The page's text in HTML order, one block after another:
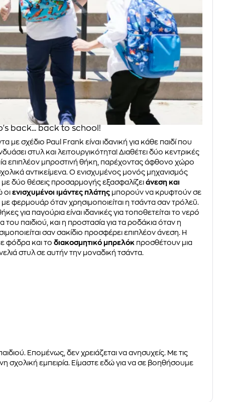
back... back to school!
με σχέδιο Paul Frank είναι ιδανική για κάθε παιδί που
στυλ και λειτουργικότητα! Διαθέτει δύο κεντρικές
επιπλέον μπροστινή θήκη, παρέχοντας άφθονο χώρο
αντικείμενα. Ο ενισχυμένος μονός μηχανισμός
δύο θέσεις προσαρμογής εξασφαλίζει άνεση και
οι ενισχυμένοι ιμάντες πλάτης μπορούν να κρυφτούν σε
με φερμουάρ όταν χρησιμοποιείται η τσάντα σαν τρόλεϋ.
για παγούρια είναι ιδανικές για τοποθετείται το νερό
του παιδιού, και η προστασία για τα ροδάκια όταν η
σαν σακίδιο προσφέρει επιπλέον άνεση. Η
φόδρα και το διακοσμητικό μπρελόκ προσθέτουν μια
στυλ σε αυτήν την μοναδική τσάντα.
Επομένως, δεν χρειάζεται να ανησυχείς. Με τις
σχολική εμπειρία. Είμαστε εδώ για να σε βοηθήσουμε